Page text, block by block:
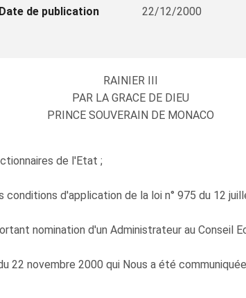
Date de publication 22/12/2000
RAINIER III
PAR LA GRACE DE DIEU
PRINCE SOUVERAIN DE MONACO
de l'Etat ;
d'application de la loi n° 975 du 12
nomination d'un Administrateur au Conseil
22 novembre 2000 qui Nous a été